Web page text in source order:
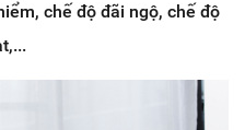
chế độ đãi ngộ, chế độ